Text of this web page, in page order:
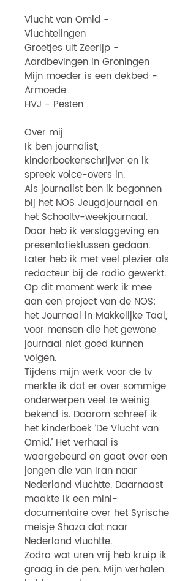
Vlucht van Omid -
Vluchtelingen
Groetjes uit Zeerijp -
Aardbevingen in Groningen
Mijn moeder is een dekbed -
Armoede
HVJ - Pesten
Over mij
Ik ben journalist,
kinderboekenschrijver en ik
spreek voice-overs in.
Als journalist ben ik begonnen
bij het NOS Jeugdjournaal en
het Schooltv-weekjournaal.
Daar heb ik verslaggeving en
presentatieklussen gedaan.
Later heb ik met veel plezier als
redacteur bij de radio gewerkt.
Op dit moment werk ik mee
aan een project van de NOS:
het Journaal in Makkelijke Taal,
voor mensen die het gewone
journaal niet goed kunnen
volgen.
Tijdens mijn werk voor de tv
merkte ik dat er over sommige
onderwerpen veel te weinig
bekend is. Daarom schreef ik
het kinderboek ‘De Vlucht van
Omid.’ Het verhaal is
waargebeurd en gaat over een
jongen die van Iran naar
Nederland vluchtte. Daarnaast
maakte ik een mini-
documentaire over het Syrische
meisje Shaza dat naar
Nederland vluchtte.
Zodra wat uren vrij heb kruip ik
graag in de pen. Mijn verhalen